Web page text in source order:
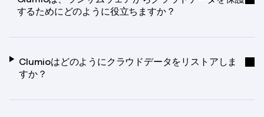
するためにどのように役立ちますか？
Clumioはどのようにクラウドデータをリストアしま
すか？